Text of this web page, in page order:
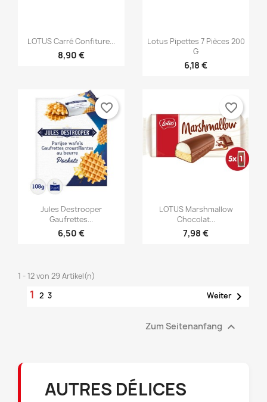
Vorschau
LOTUS Carré Confiture...
8,90 €
Vorschau
Lotus Pipettes 7 Pièces 200
G
6,18 €
Vorschau
Jules Destrooper
Gaufrettes...
6,50 €
favorite_border
Vorschau
LOTUS Marshmallow
Chocolat...
7,98 €
favorite_border
1 - 12 von 29 Artikel(n)
1 23 Weiter
Zum Seitenanfang 
AUTRES DÉLICES